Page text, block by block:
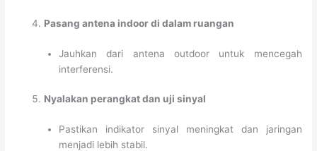
Pasang antena indoor di dalam ruangan
Jauhkan dari antena outdoor untuk mencegah
interferensi.
Nyalakan perangkat dan uji sinyal
Pastikan indikator sinyal meningkat dan jaringan
menjadi lebih stabil.